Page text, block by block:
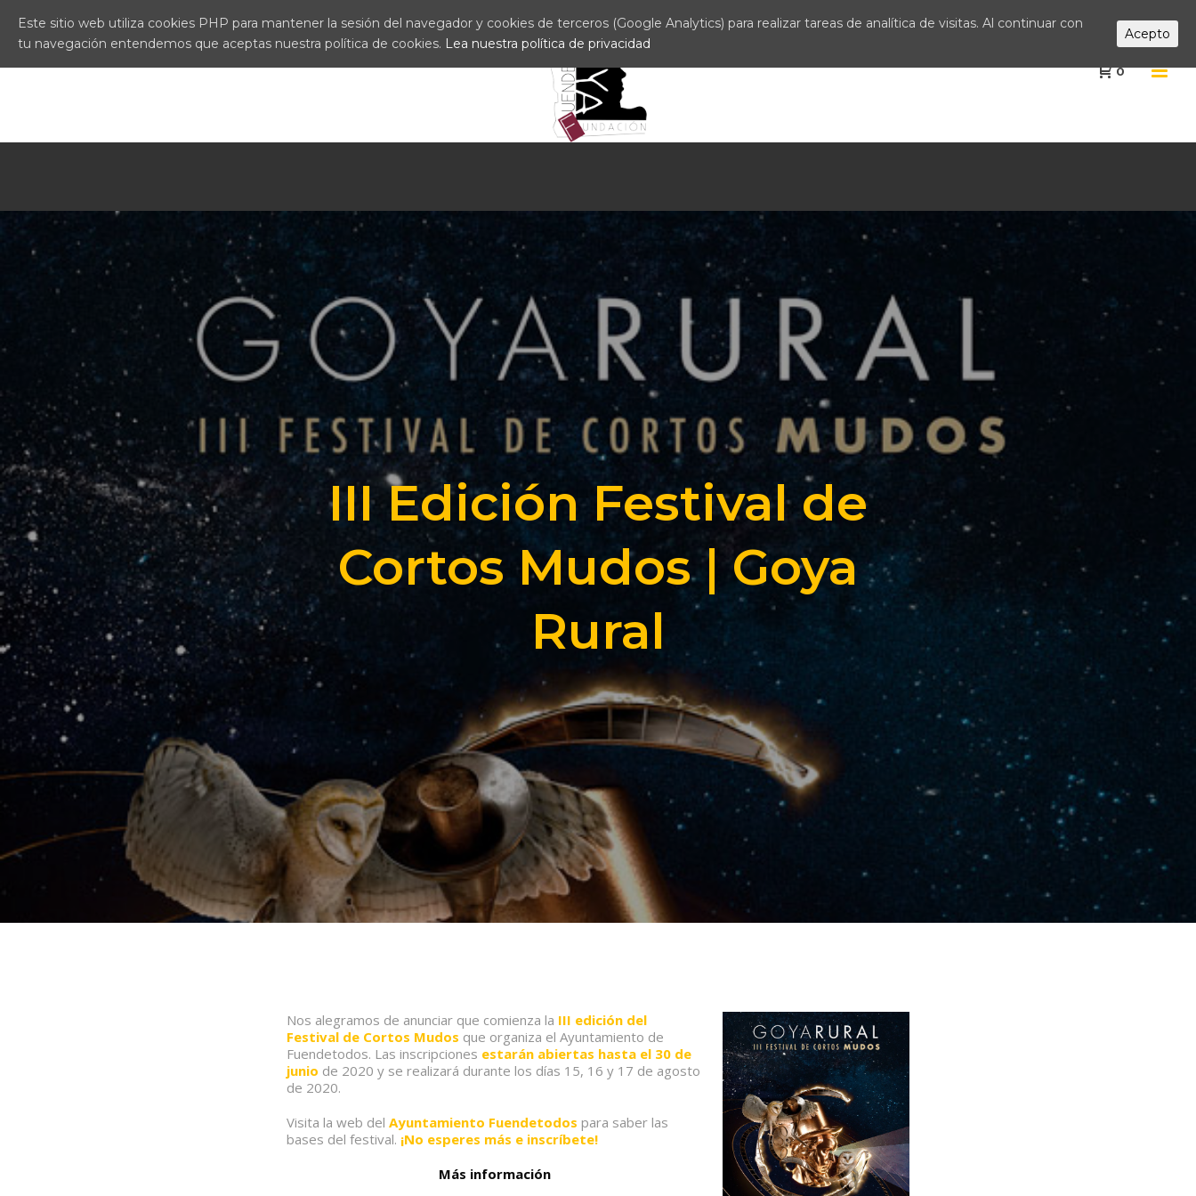
0
III Edición Festival de
Cortos Mudos | Goya
Rural
Nos alegramos de anunciar que comienza la III edición del
Festival de Cortos Mudos que organiza el Ayuntamiento de
Fuendetodos. Las inscripciones estarán abiertas hasta el 30 de
junio de 2020 y se realizará durante los días 15, 16 y 17 de agosto
de 2020.
Visita la web del Ayuntamiento Fuendetodos para saber las
bases del festival. ¡No esperes más e inscríbete!
Más información
Este sitio web utiliza cookies PHP para mantener la sesión del navegador y cookies de terceros (Google Analytics) para realizar tareas de analítica de visitas. Al continuar con
tu navegación entendemos que aceptas nuestra política de cookies. Lea nuestra política de privacidad
Acepto